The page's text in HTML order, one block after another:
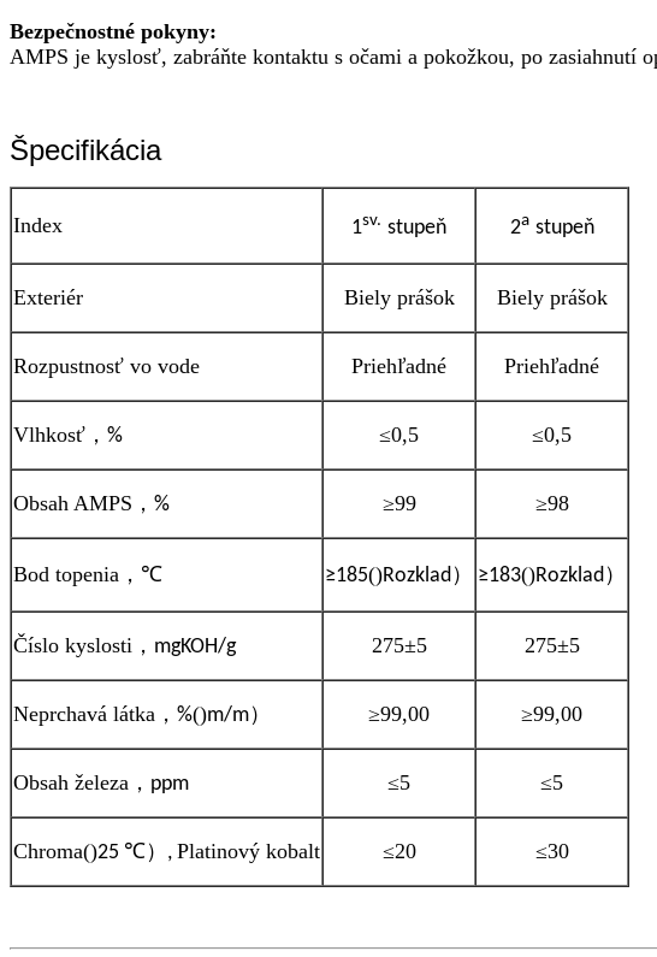
Bezpečnostné pokyny:
AMPS je kyslosť, zabráňte kontaktu s očami a pokožkou, po zasiahnutí
Špecifikácia
Index 1sv. stupeň 2a stupeň
Exteriér Biely prášok Biely prášok
Rozpustnosť vo vode Priehľadné Priehľadné
Vlhkosť ， % ≤0,5 ≤0,5
Obsah AMPS ， % ≥99 ≥98
Bod topenia ， ℃ ≥185()Rozklad ） ≥183()Rozklad ）
Číslo kyslosti ， mgKOH/g 275±5 275±5
Neprchavá látka ， %()m/m） ≥99,00 ≥99,00
Obsah železa ， ppm ≤5 ≤5
Chroma()25 ℃） , Platinový kobalt ≤20 ≤30